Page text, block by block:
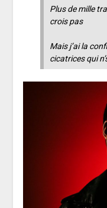
Plus de mille
crois pas
Mais j’ai la
cicatrices qui